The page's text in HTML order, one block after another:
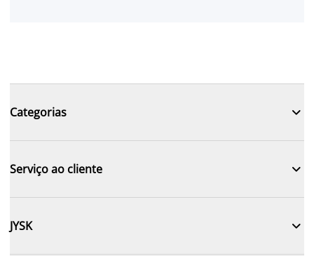
Categorias 
Serviço ao cliente 
JYSK 